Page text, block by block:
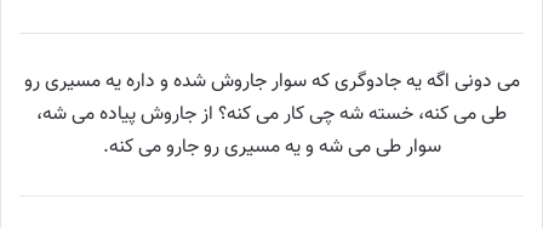
می دونی اگه یه جادوگری که سوار جاروش شده و داره یه مسیری رو
طی می کنه، خسته شه چی کار می کنه؟ از جاروش پیاده می شه،
سوار طی می شه و یه مسیری رو جارو می کنه.